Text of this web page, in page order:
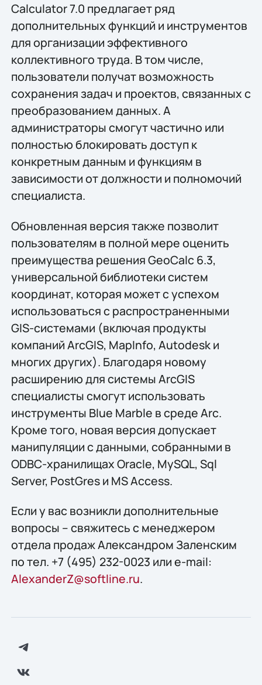
Calculator 7.0 предлагает ряд
дополнительных функций и инструментов
для организации эффективного
коллективного труда. В том числе,
пользователи получат возможность
сохранения задач и проектов, связанных с
преобразованием данных. А
администраторы смогут частично или
полностью блокировать доступ к
конкретным данным и функциям в
зависимости от должности и полномочий
специалиста.
Обновленная версия также позволит
пользователям в полной мере оценить
преимущества решения GeoCalc 6.3,
универсальной библиотеки систем
координат, которая может с успехом
использоваться с распространенными
GIS-системами (включая продукты
компаний ArcGIS, MapInfo, Autodesk и
многих других). Благодаря новому
расширению для системы ArcGIS
специалисты смогут использовать
инструменты Blue Marble в среде Arc.
Кроме того, новая версия допускает
манипуляции с данными, собранными в
ODBC-хранилищах Oracle, MySQL, Sql
Server, PostGres и MS Access.
Если у вас возникли дополнительные
вопросы – свяжитесь с менеджером
отдела продаж Александром Заленским
по тел. +7 (495) 232-0023 или e-mail:
AlexanderZ@softline.ru.